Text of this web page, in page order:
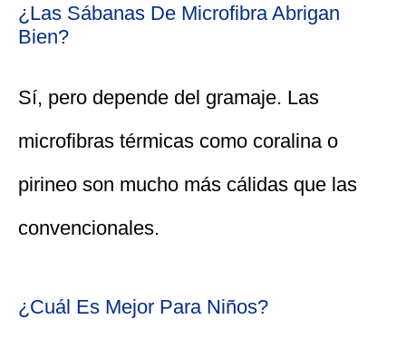
¿Las Sábanas De Microfibra Abrigan
Bien?
Sí, pero depende del gramaje. Las
microfibras térmicas como coralina o
pirineo son mucho más cálidas que las
convencionales.
¿Cuál Es Mejor Para Niños?